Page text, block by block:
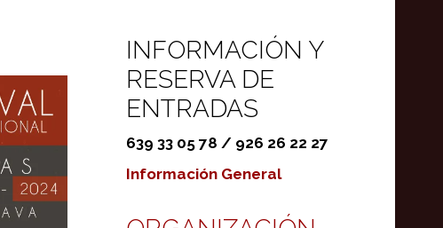
INFORMACIÓN Y
RESERVA DE
ENTRADAS
639 33 05 78 / 926 26 22 27
Información General